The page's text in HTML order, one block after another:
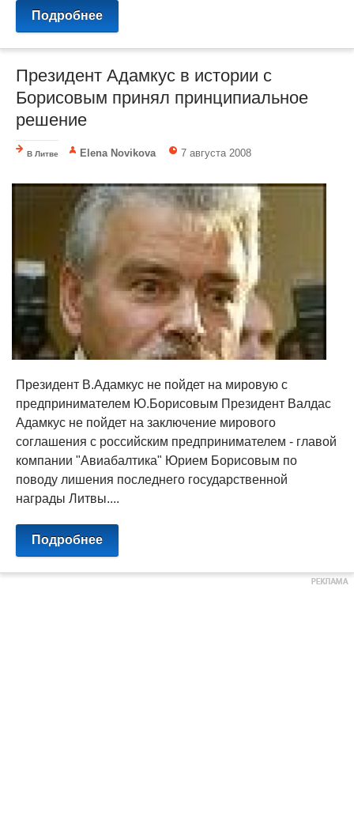
Подробнее
Президент Адамкуc в истории с
Борисовым принял принципиальное
решение
В Литве Elena Novikova 7 августа 2008
Президент В.Адамкус не пойдет на мировую с
предпринимателем Ю.Борисовым Президент Валдас
Адамкус не пойдет на заключение мирового
соглашения с российским предпринимателем - главой
компании "Авиабалтика" Юрием Борисовым по
поводу лишения последнего государственной
награды Литвы....
Подробнее